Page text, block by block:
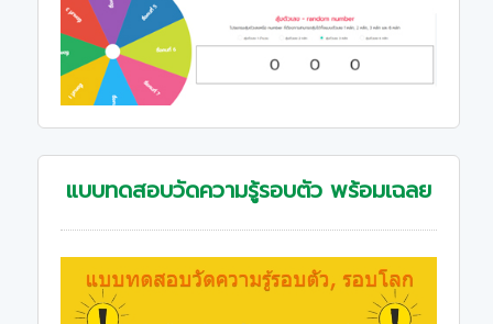
แบบทดสอบวัดความรู้รอบตัว พร้อมเฉลย